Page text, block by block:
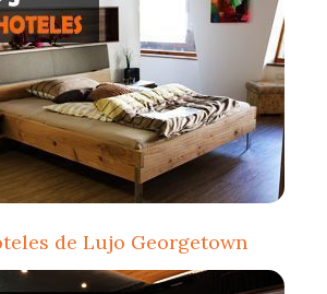
de Lujo Georgetown